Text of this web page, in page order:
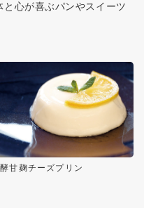
心が喜ぶパンやスイーツ
甘麹チーズプリン